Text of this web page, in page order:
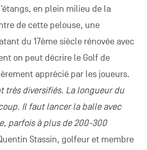
en plein milieu de la
de cette pelouse, une
du 17ème siècle rénovée avec
on peut décrire le Golf de
apprécié par les joueurs.
très diversifiés. La longueur du
Il faut lancer la balle avec
parfois à plus de 200-300
Stassin, golfeur et membre